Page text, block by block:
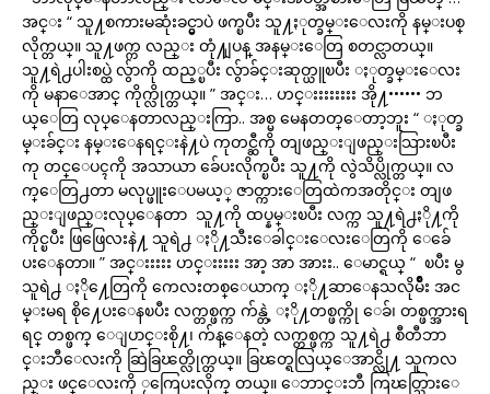
အင္း “ သူ႔စကားမဆုံးခင္မွာပဲ ဖက္ၿပီး သူ႔ႏုတ္ခမ္းေလးကို နမ္းပစ္
လိုက္တယ္။ သူ႔ဖက္က လည္း တုံ႔ျပန္ အနမ္းေတြ စတင္လာတယ္။
သူ႔ရဲ႕ပါးစပ္ထဲ လွ်ာကို ထည့္ၿပီး လွ်ာခ်င္းဆုတ္ယူၿပီး ႏုတ္ခမ္းေလး
ကို မနာေအာင္ ကိုက္လိုက္တယ္။ ” အင္း… ဟင္းးးးးးးး အို႔•••••• ဘ
ယ္ေတြ လုပ္ေနတာလည္းကြာ.. အစ္မ မေနတတ္ေတာ့ဘူး “ ႏုတ္ခ
မ္းခ်င္း နမ္းေနရင္းနဲ႔ပဲ ကုတင္ဆီကို တျဖည္းျဖည္းသြားၿပီး
ကု တင္ေပၚကို အသာယာ ခ်ေပးလိုက္ၿပီး သူ႔ကို လွဲသိပ္လိုက္တယ္။ လ
က္ေတြ႕တာ မလုပ္ဖူးေပမယ့္ ဇာတ္ကားေတြထဲကအတိုင္း တျဖ
ည္းျဖည္းလုပ္ေနတာ သူ႔ကို ထပ္နမ္းၿပီး လက္က သူ႔ရဲ႕ႏို႔ကို
ကိုင္ၿပီး ဖြဖြေလးနဲ႔ သူရဲ႕ ႏို႔သီးေခါင္းေလးေတြကို ေခ်ေ
ပးေနတာ။ ” အင္းးးးး ဟင္းးးးး အာ့ အာ အားး.. ေမာင္ရယ္ “ ၿပီး မွ
သူရဲ႕ ႏို႔ေတြကို ကေလးတစ္ေယာက္ ႏို႔ဆာေနသလိုမ်ိဳး အင
မ္းမရ စို႔ေပးေနၿပီး လက္တစ္ဖက္က က်န္တဲ့ ႏို႔တစ္ဖက္ကို ေခ်၊ တစ္ဖက္အားရ
ရင္ တစ္ဖက္ ေျပာင္းစို႔၊ က်န္ေနတဲ့ လက္တစ္ဖက္က သူ႔ရဲ႕ စီတီဘာ
င္းဘီေလးကို ဆြဲခြၽတ္လိုက္တယ္။ ခြၽတ္ရလြယ္ေအာင္လို႔ သူကလ
ည္း ဖင္ေလးကို ႂကြေပးလိုက္ တယ္။ ေဘာင္းဘီ ကြၽတ္သြားေ